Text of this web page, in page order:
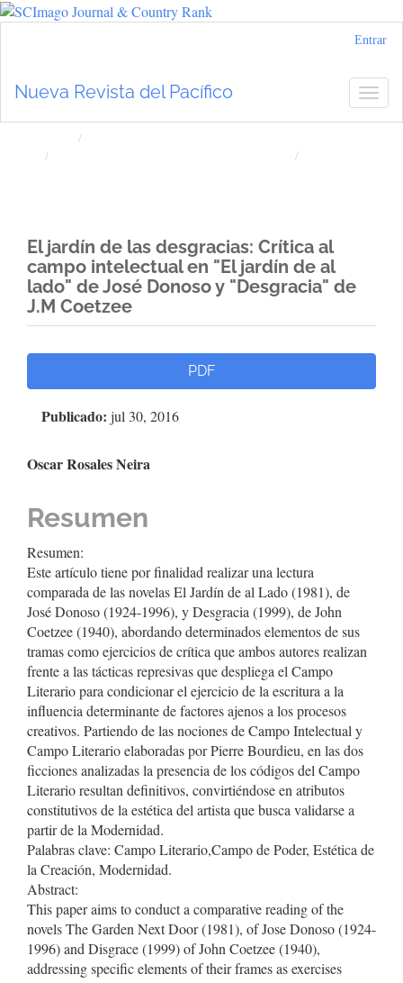
principal
Entrar
Nueva Revista del Pacífico
El jardín de las desgracias: Crítica al
campo intelectual en "El jardín de al
lado" de José Donoso y "Desgracia" de
J.M Coetzee
lateral
del
artículo
PDF
Publicado: jul 30, 2016
Contenido
del
artículo
Oscar Rosales Neira
Resumen
Resumen:
Este artículo tiene por finalidad realizar una lectura
comparada de las novelas El Jardín de al Lado (1981), de
José Donoso (1924-1996), y Desgracia (1999), de John
Coetzee (1940), abordando determinados elementos de sus
tramas como ejercicios de crítica que ambos autores realizan
frente a las tácticas represivas que despliega el Campo
Literario para condicionar el ejercicio de la escritura a la
influencia determinante de factores ajenos a los procesos
creativos. Partiendo de las nociones de Campo Intelectual y
Campo Literario elaboradas por Pierre Bourdieu, en las dos
ficciones analizadas la presencia de los códigos del Campo
Literario resultan definitivos, convirtiéndose en atributos
constitutivos de la estética del artista que busca validarse a
partir de la Modernidad.
Palabras clave: Campo Literario,Campo de Poder, Estética de
la Creación, Modernidad.
Abstract:
This paper aims to conduct a comparative reading of the
novels The Garden Next Door (1981), of Jose Donoso (1924-
1996) and Disgrace (1999) of John Coetzee (1940),
addressing specific elements of their frames as exercises